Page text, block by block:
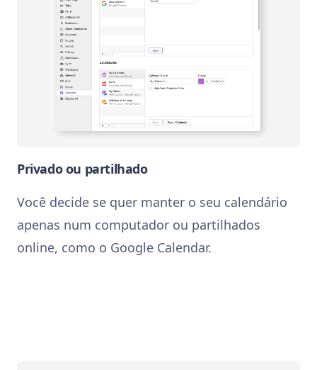
Privado ou partilhado
Você decide se quer manter o seu calendário
apenas num computador ou partilhados
online, como o Google Calendar.